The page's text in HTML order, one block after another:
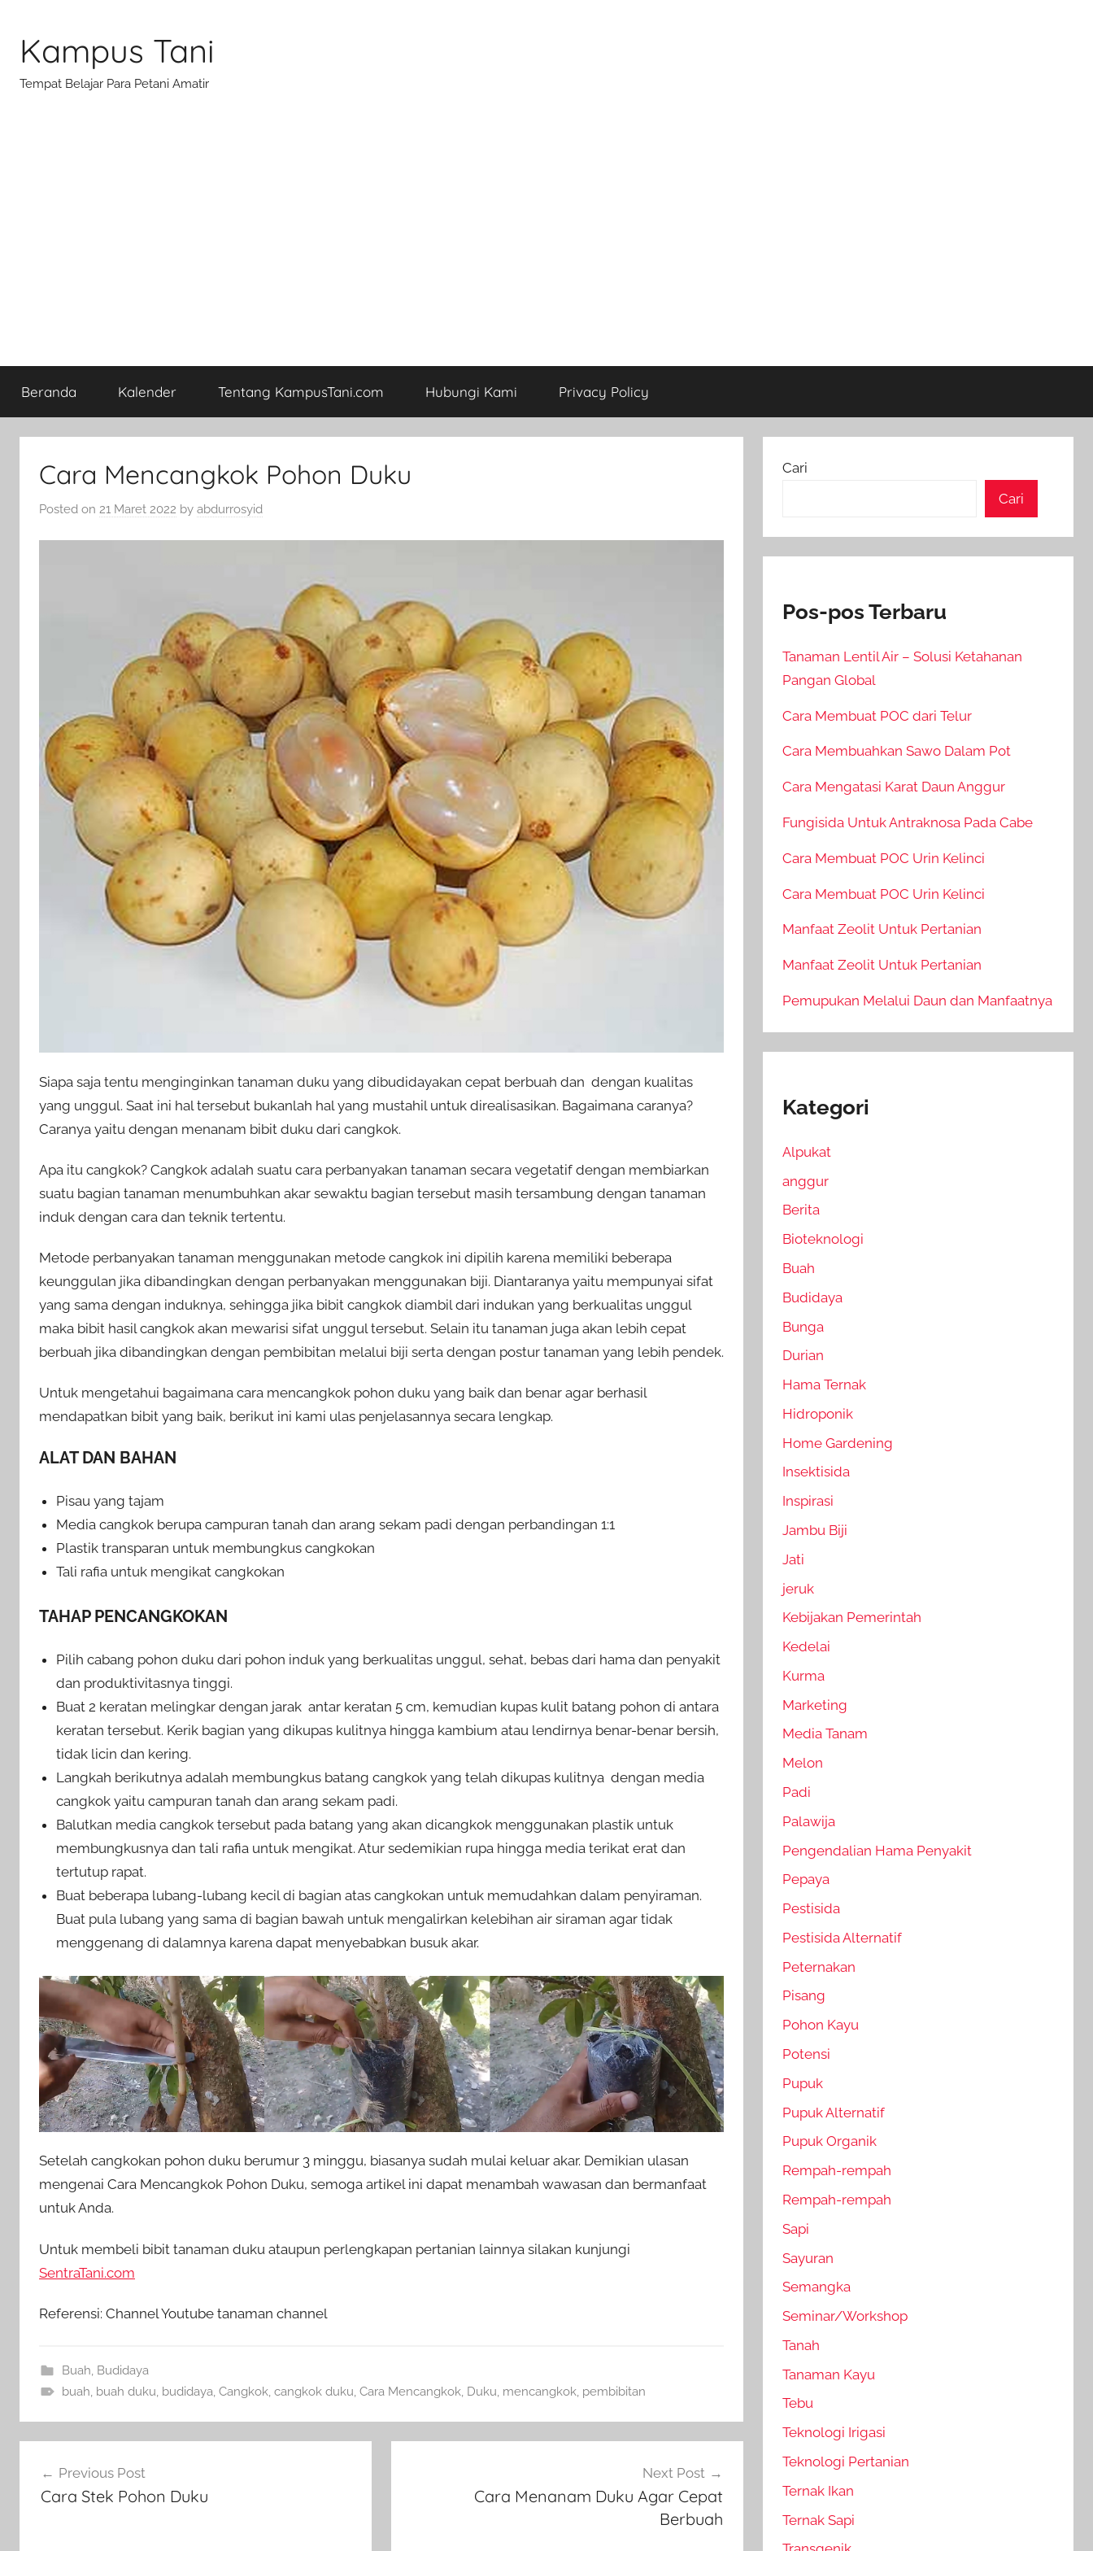
content
Kampus Tani
Tempat Belajar Para Petani Amatir
Beranda Kalender Tentang KampusTani.com Hubungi Kami Privacy Policy
Cara Mencangkok Pohon Duku
Posted on 21 Maret 2022 by abdurrosyid
Siapa saja tentu menginginkan tanaman duku yang dibudidayakan cepat berbuah dan dengan kualitas
yang unggul. Saat ini hal tersebut bukanlah hal yang mustahil untuk direalisasikan. Bagaimana caranya?
Caranya yaitu dengan menanam bibit duku dari cangkok.
Apa itu cangkok? Cangkok adalah suatu cara perbanyakan tanaman secara vegetatif dengan membiarkan
suatu bagian tanaman menumbuhkan akar sewaktu bagian tersebut masih tersambung dengan tanaman
induk dengan cara dan teknik tertentu.
Metode perbanyakan tanaman menggunakan metode cangkok ini dipilih karena memiliki beberapa
keunggulan jika dibandingkan dengan perbanyakan menggunakan biji. Diantaranya yaitu mempunyai sifat
yang sama dengan induknya, sehingga jika bibit cangkok diambil dari indukan yang berkualitas unggul
maka bibit hasil cangkok akan mewarisi sifat unggul tersebut. Selain itu tanaman juga akan lebih cepat
berbuah jika dibandingkan dengan pembibitan melalui biji serta dengan postur tanaman yang lebih pendek.
Untuk mengetahui bagaimana cara mencangkok pohon duku yang baik dan benar agar berhasil
mendapatkan bibit yang baik, berikut ini kami ulas penjelasannya secara lengkap.
ALAT DAN BAHAN
Pisau yang tajam
Media cangkok berupa campuran tanah dan arang sekam padi dengan perbandingan 1:1
Plastik transparan untuk membungkus cangkokan
Tali rafia untuk mengikat cangkokan
TAHAP PENCANGKOKAN
Pilih cabang pohon duku dari pohon induk yang berkualitas unggul, sehat, bebas dari hama dan penyakit
dan produktivitasnya tinggi.
Buat 2 keratan melingkar dengan jarak antar keratan 5 cm, kemudian kupas kulit batang pohon di antara
keratan tersebut. Kerik bagian yang dikupas kulitnya hingga kambium atau lendirnya benar-benar bersih,
tidak licin dan kering.
Langkah berikutnya adalah membungkus batang cangkok yang telah dikupas kulitnya dengan media
cangkok yaitu campuran tanah dan arang sekam padi.
Balutkan media cangkok tersebut pada batang yang akan dicangkok menggunakan plastik untuk
membungkusnya dan tali rafia untuk mengikat. Atur sedemikian rupa hingga media terikat erat dan
tertutup rapat.
Buat beberapa lubang-lubang kecil di bagian atas cangkokan untuk memudahkan dalam penyiraman.
Buat pula lubang yang sama di bagian bawah untuk mengalirkan kelebihan air siraman agar tidak
menggenang di dalamnya karena dapat menyebabkan busuk akar.
Setelah cangkokan pohon duku berumur 3 minggu, biasanya sudah mulai keluar akar. Demikian ulasan
mengenai Cara Mencangkok Pohon Duku, semoga artikel ini dapat menambah wawasan dan bermanfaat
untuk Anda.
Untuk membeli bibit tanaman duku ataupun perlengkapan pertanian lainnya silakan kunjungi
SentraTani.com
Referensi: Channel Youtube tanaman channel
Buah, Budidaya
buah, buah duku, budidaya, Cangkok, cangkok duku, Cara Mencangkok, Duku, mencangkok, pembibitan
pos Previous Post
Cara Stek Pohon Duku
Next Post
Cara Menanam Duku Agar Cepat
Berbuah
Cari
Cari
Pos-pos Terbaru
Tanaman Lentil Air – Solusi Ketahanan
Pangan Global
Cara Membuat POC dari Telur
Cara Membuahkan Sawo Dalam Pot
Cara Mengatasi Karat Daun Anggur
Fungisida Untuk Antraknosa Pada Cabe
Cara Membuat POC Urin Kelinci
Cara Membuat POC Urin Kelinci
Manfaat Zeolit Untuk Pertanian
Manfaat Zeolit Untuk Pertanian
Pemupukan Melalui Daun dan Manfaatnya
Kategori
Alpukat
anggur
Berita
Bioteknologi
Buah
Budidaya
Bunga
Durian
Hama Ternak
Hidroponik
Home Gardening
Insektisida
Inspirasi
Jambu Biji
Jati
jeruk
Kebijakan Pemerintah
Kedelai
Kurma
Marketing
Media Tanam
Melon
Padi
Palawija
Pengendalian Hama Penyakit
Pepaya
Pestisida
Pestisida Alternatif
Peternakan
Pisang
Pohon Kayu
Potensi
Pupuk
Pupuk Alternatif
Pupuk Organik
Rempah-rempah
Rempah-rempah
Sapi
Sayuran
Semangka
Seminar/Workshop
Tanah
Tanaman Kayu
Tebu
Teknologi Irigasi
Teknologi Pertanian
Ternak Ikan
Ternak Sapi